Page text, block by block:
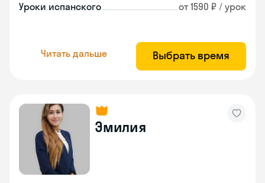
Уроки испанского от 1590 ₽ / урок
Читать дальше Выбрать время
Эмилия